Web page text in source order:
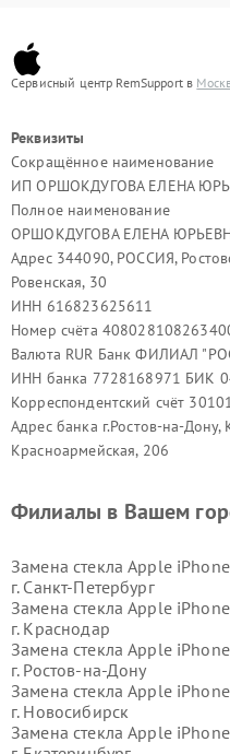
Сервисный центр RemSupport в
Реквизиты
Сокращённое наименование
ИП ОРШОКДУГОВА ЕЛЕНА
Полное наименование
ОРШОКДУГОВА ЕЛЕНА
Адрес 344090, РОССИЯ,
Ровенская, 30
ИНН 616823625611
Номер счёта
Валюта RUR Банк ФИЛИАЛ
ИНН банка 7728168971 БИК
Корреспондентский счёт
Адрес банка г.Ростов-на-
Красноармейская, 206
Филиалы в Вашем
Замена стекла Apple
г. Санкт-Петербург
Замена стекла Apple
г. Краснодар
Замена стекла Apple
г. Ростов-на-Дону
Замена стекла Apple
г. Новосибирск
Замена стекла Apple